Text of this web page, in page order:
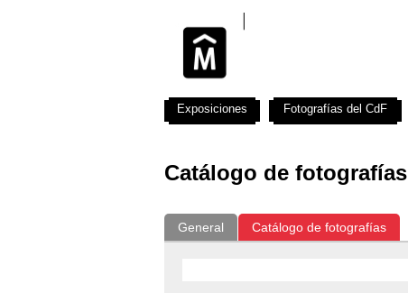
Catálogo de fotografías
General Catálogo de fotografías
Exposiciones Fotografías del CdF